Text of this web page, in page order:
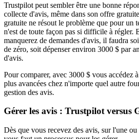
Trustpilot peut sembler être une bonne
collecte d'avis, même dans son offre
gratuite ne résout le problème que pour un
n'est de toute façon pas si difficile à régler.
manquerez de demandes d'avis, il faudra
de zéro, soit dépenser environ 3000 $ par
d'avis.
Pour comparer, avec 3000 $ vous accédez
plus avancées chez n'importe quel autre
gestion des avis.
Gérer les avis : Trustpilot versus
Dès que vous recevez des avis, sur l'une